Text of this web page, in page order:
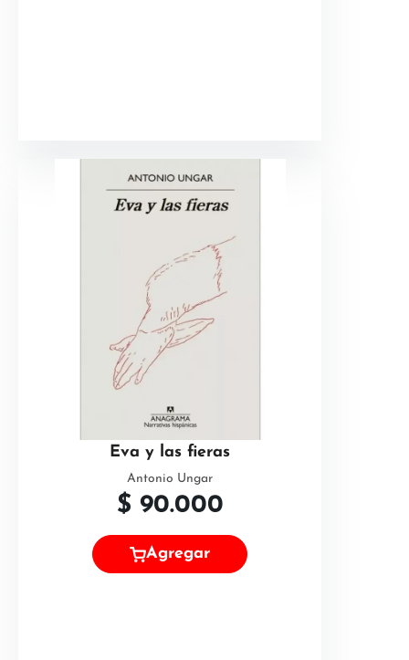
Eva y las fieras
Antonio Ungar
$ 90.000
Agregar